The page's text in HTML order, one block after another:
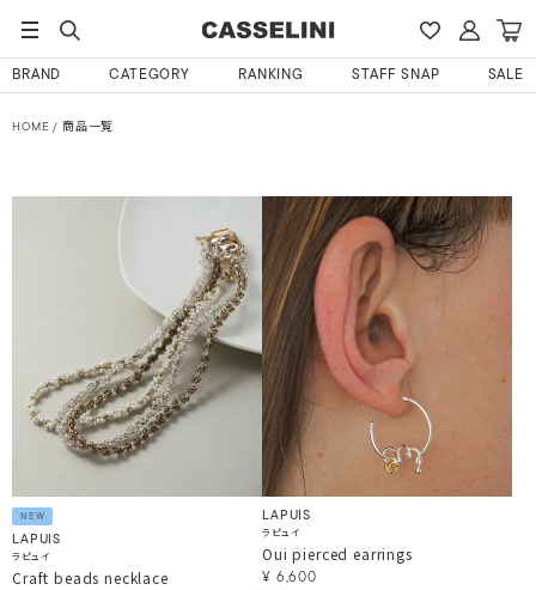
BRAND CATEGORY RANKING STAFF SNAP SALE
HOME 商品一覧
NEW
LAPUIS
ラピュイ
Craft beads necklace
LAPUIS
ラピュイ
Oui pierced earrings
¥ 6,600